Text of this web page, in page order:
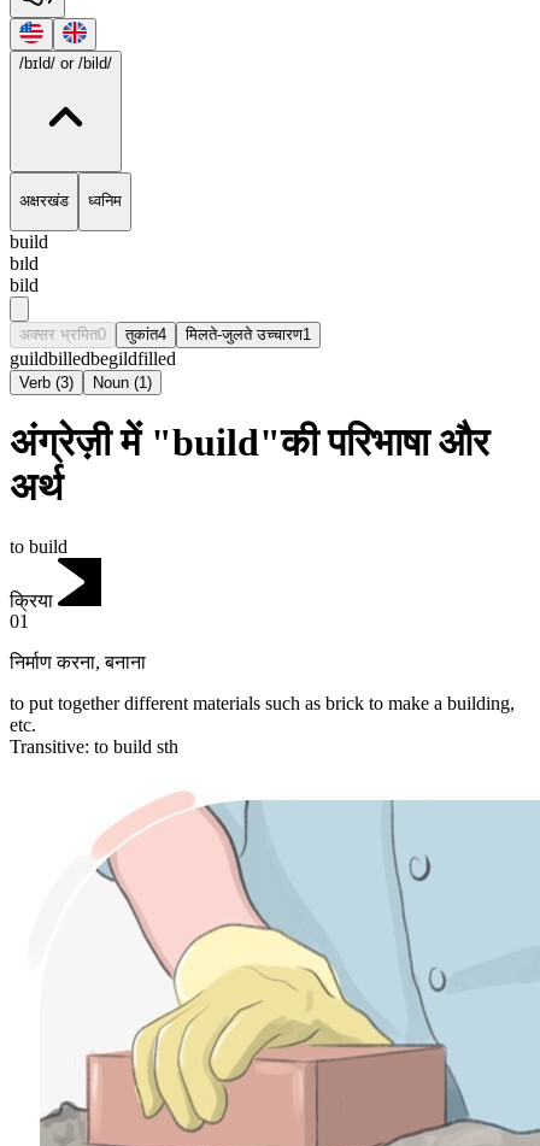
/bɪld/ or /bild/
अक्षरखंड ध्वनिम
build
bɪld
bild
अक्सर भ्रमित0 तुकांत4 मिलते-जुलते उच्चारण1
guildbilledbegildfilled
Verb (3) Noun (1)
अंग्रेज़ी में "build"की परिभाषा और
अर्थ
to build
क्रिया
01
निर्माण करना,बनाना
to put together different materials such as brick to make a building,
etc.
Transitive: to build sth